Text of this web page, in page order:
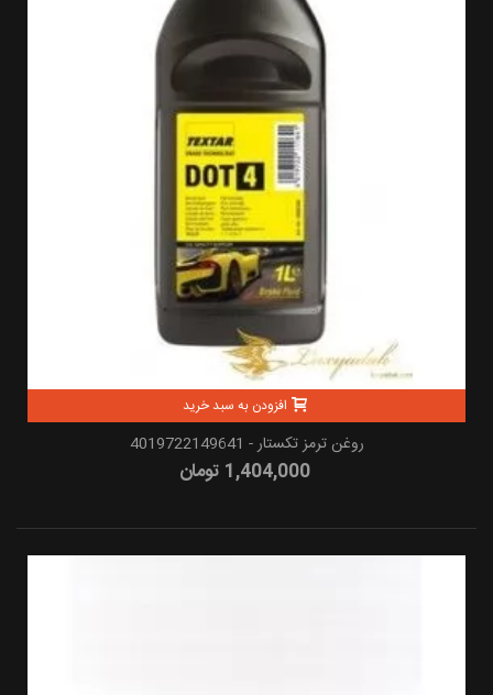
افزودن به سبد خرید
روغن ترمز تکستار - 4019722149641
1,404,000 تومان